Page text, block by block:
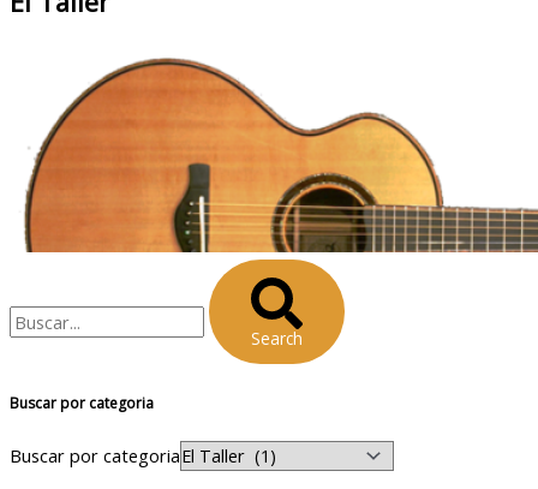
Search
Buscar por categoria
Buscar por categoria